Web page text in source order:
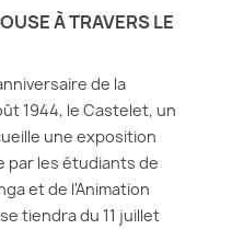
À TRAVERS LE
de la
1944, le Castelet, un
une exposition
par les étudiants de
et de l'Animation
tiendra du 11 juillet